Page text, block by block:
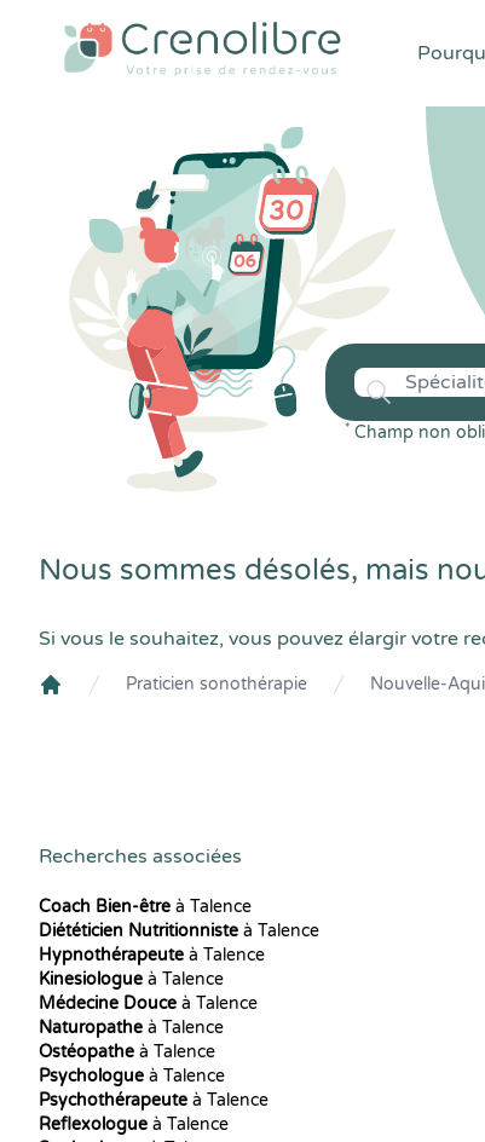
* Champ non
Nous sommes désolés, mais
Si vous le souhaitez, vous pouvez élargir votre
Praticien sonothérapie Nouvelle-
Recherches associées
Coach Bien-être à Talence
Diététicien Nutritionniste à Talence
Hypnothérapeute à Talence
Kinesiologue à Talence
Médecine Douce à Talence
Naturopathe à Talence
Ostéopathe à Talence
Psychologue à Talence
Psychothérapeute à Talence
Reflexologue à Talence